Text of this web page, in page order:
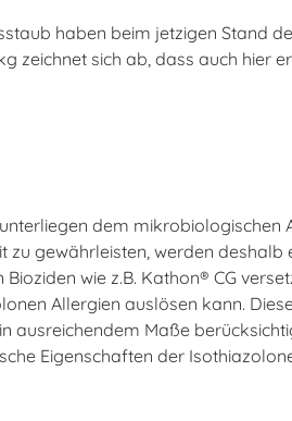
haben beim jetzigen Stand
zeichnet sich ab, dass auch hier
dem
gewährleisten, werden
wie z.B. Kathon® CG
Allergien auslösen kann.
ausreichendem Maße
Eigenschaften der